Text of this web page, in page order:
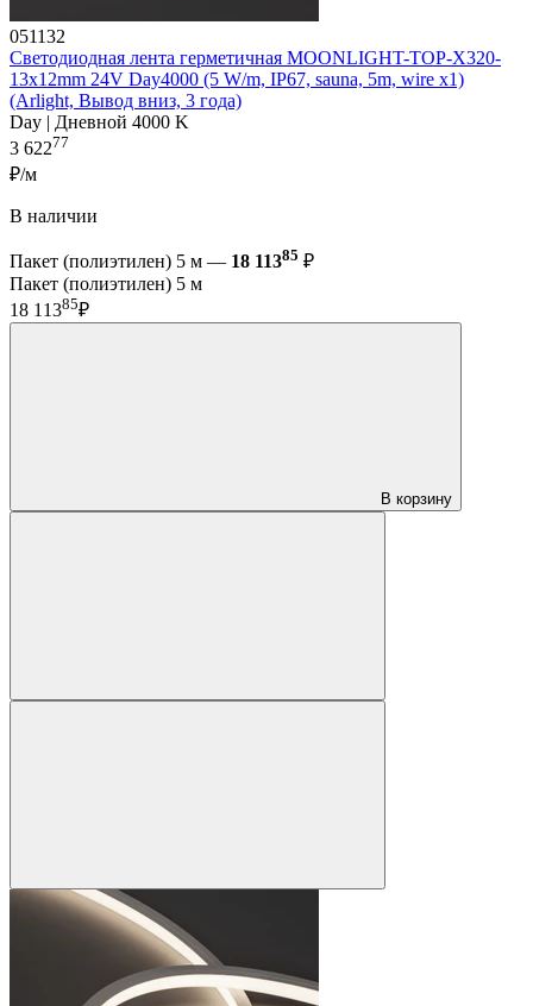
051132
Светодиодная лента герметичная MOONLIGHT-TOP-X320-
13x12mm 24V Day4000 (5 W/m, IP67, sauna, 5m, wire x1)
(Arlight, Вывод вниз, 3 года)
Day | Дневной 4000 K
3 62277
₽/м
В наличии
Пакет (полиэтилен) 5 м — 18 11385 ₽
Пакет (полиэтилен) 5 м
18 11385₽
В корзину